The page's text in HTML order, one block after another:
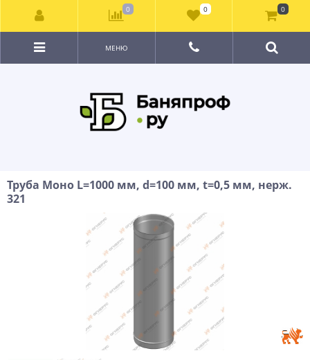
МЕНЮ
Труба Моно L=1000 мм, d=100 мм, t=0,5 мм, нерж.
321
0 0 0